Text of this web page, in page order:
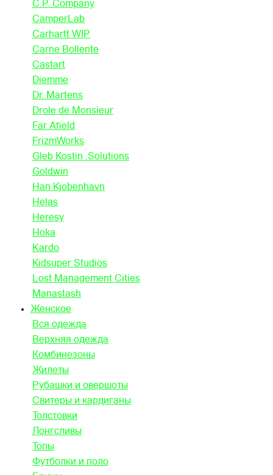
C.P. Company
CamperLab
Carhartt WIP
Carne Bollente
Castart
Diemme
Dr. Martens
Drole de Monsieur
Far Afield
FrizmWorks
Gleb Kostin .Solutions
Goldwin
Han Kjobenhavn
Helas
Heresy
Hoka
Kardo
Kidsuper Studios
Lost Management Cities
Manastash
Женское
Вся одежда
Верхняя одежда
Комбинезоны
Жилеты
Рубашки и овершоты
Свитеры и кардиганы
Толстовки
Лонгсливы
Топы
Футболки и поло